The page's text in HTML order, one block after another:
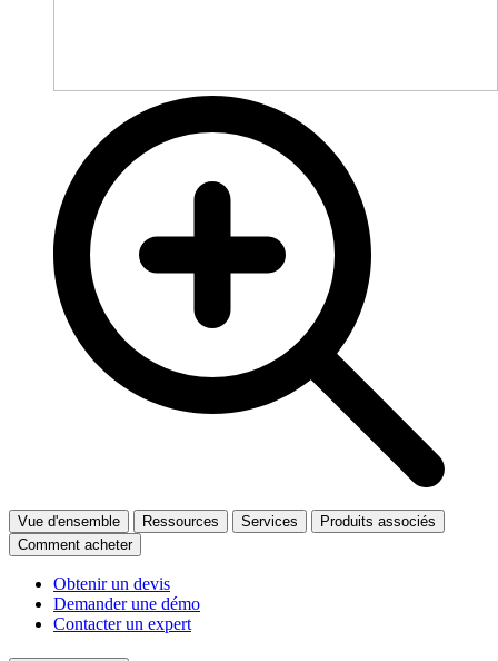
Vue d'ensemble Ressources Services
Produits associés
Comment acheter
Obtenir un devis
Demander une démo
Contacter un expert